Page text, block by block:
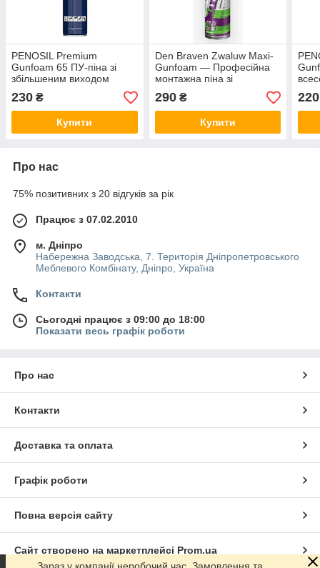
PENOSIL Premium
Gunfoam 65 ПУ-піна зі
збільшеним виходом
230 ₴
Купити
Den Braven Zwaluw Maxi-
Gunfoam — Професійна
монтажна піна зі
збільшеним виходом (870
мл)
290₴
Купити
220
Про нас
75% позитивних з 20 відгуків за рік
Працює з 07.02.2010
м. Дніпро
Набережна Заводська, 7. Територія Дніпропетровського
Меблевого Комбінату, Дніпро, Україна
Контакти
Сьогодні працює з 09:00 до 18:00
Показати весь графік роботи
Про нас
Контакти
Доставка та оплата
Графік роботи
Повна версія сайту
Сайт створено на маркетплейсі Prom.ua